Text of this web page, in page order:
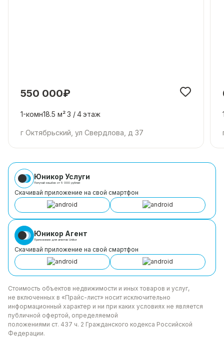
550 000₽
1-комн18.5 м²3 /4этаж
г Октябрьский, ул Свердлова, д 37
Юникор Услуги
Получай кешбэк от 5 000 рублей
Скачивай приложение на свой смартфон
Юникор Агент
Приложение для агентов Unikor
Скачивай приложение на свой смартфон
Стоимость объектов недвижимости и иных товаров и услуг,
не включенных в «Прайс-лист» носит исключительно
информационный характер и ни при каких условиях не является
публичной офертой, определяемой
положениями ст. 437 ч. 2 Гражданского кодекса Российской
Федерации.